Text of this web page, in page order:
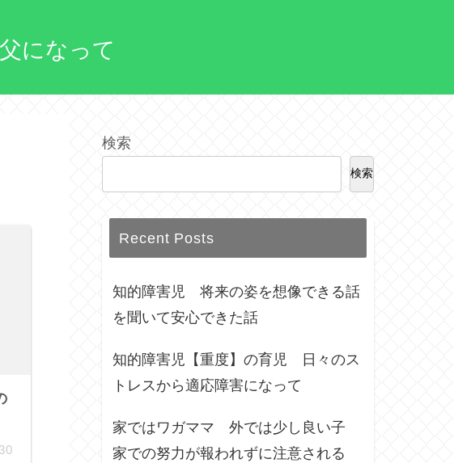
になって
検索
検索
Recent Posts
知的障害児 将来の姿を想像できる話
を聞いて安心できた話
知的障害児【重度】の育児 日々のス
トレスから適応障害になって
家ではワガママ 外では少し良い子
家での努力が報われずに注意される